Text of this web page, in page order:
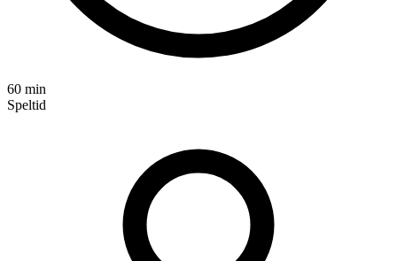
60 min
Speltid